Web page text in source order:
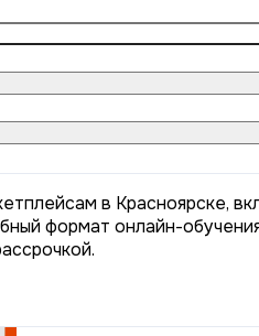
в Красноярске,
формат онлайн-